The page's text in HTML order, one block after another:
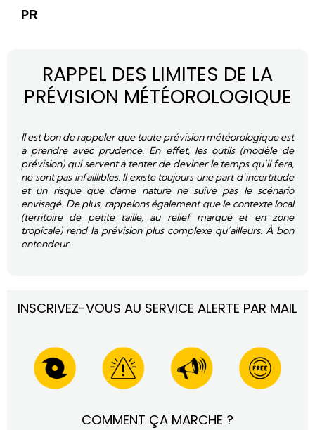
PR
RAPPEL DES LIMITES DE LA
PRÉVISION MÉTÉOROLOGIQUE
Il est bon de rappeler que toute prévision météorologique est
à prendre avec prudence. En effet, les outils (modèle de
prévision) qui servent à tenter de deviner le temps qu’il fera,
ne sont pas infaillibles. Il existe toujours une part d’incertitude
et un risque que dame nature ne suive pas le scénario
envisagé. De plus, rappelons également que le contexte local
(territoire de petite taille, au relief marqué et en zone
tropicale) rend la prévision plus complexe qu’ailleurs. À bon
entendeur…
INSCRIVEZ-VOUS AU SERVICE ALERTE PAR MAIL
COMMENT ÇA MARCHE ?